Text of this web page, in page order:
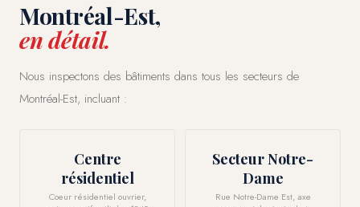
Montréal-Est,
en détail.
Nous inspectons des bâtiments dans tous les secteurs de
Montréal-Est, incluant :
Centre
résidentiel
Coeur résidentiel ouvrier,
Secteur Notre-
Dame
Rue Notre-Dame Est, axe